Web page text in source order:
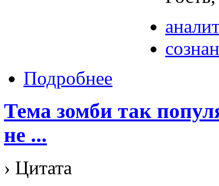
Подробнее
Тема зомби так
не ...
› Цитата